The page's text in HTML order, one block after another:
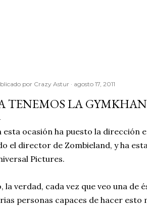
por Crazy Astur agosto 17, 2011
TENEMOS LA
esta ocasión ha puesto la dirección
el director de Zombieland, y ha
Pictures.
la verdad, cada vez que veo una de
personas capaces de hacer